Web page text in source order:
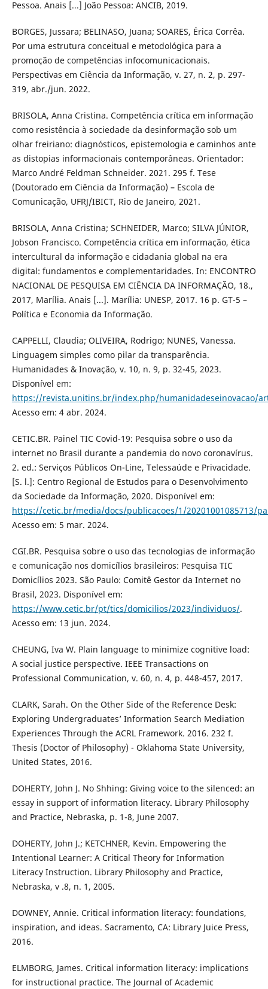
Pessoa. Anais [...] João Pessoa: ANCIB, 2019.
BORGES, Jussara; BELINASO, Juana; SOARES, Érica Corrêa.
Por uma estrutura conceitual e metodológica para a
promoção de competências infocomunicacionais.
Perspectivas em Ciência da Informação, v. 27, n. 2, p. 297-
319, abr./jun. 2022.
BRISOLA, Anna Cristina. Competência crítica em informação
como resistência à sociedade da desinformação sob um
olhar freiriano: diagnósticos, epistemologia e caminhos ante
as distopias informacionais contemporâneas. Orientador:
Marco André Feldman Schneider. 2021. 295 f. Tese
(Doutorado em Ciência da Informação) – Escola de
Comunicação, UFRJ/IBICT, Rio de Janeiro, 2021.
BRISOLA, Anna Cristina; SCHNEIDER, Marco; SILVA JÚNIOR,
Jobson Francisco. Competência crítica em informação, ética
intercultural da informação e cidadania global na era
digital: fundamentos e complementaridades. In: ENCONTRO
NACIONAL DE PESQUISA EM CIÊNCIA DA INFORMAÇÃO, 18.,
2017, Marília. Anais [...]. Marília: UNESP, 2017. 16 p. GT-5 –
Política e Economia da Informação.
CAPPELLI, Claudia; OLIVEIRA, Rodrigo; NUNES, Vanessa.
Linguagem simples como pilar da transparência.
Humanidades & Inovação, v. 10, n. 9, p. 32-45, 2023.
Disponível em:
https://revista.unitins.br/index.php/humanidadeseinovacao/
Acesso em: 4 abr. 2024.
CETIC.BR. Painel TIC Covid-19: Pesquisa sobre o uso da
internet no Brasil durante a pandemia do novo coronavírus.
2. ed.: Serviços Públicos On-Line, Telessaúde e Privacidade.
[S. l.]: Centro Regional de Estudos para o Desenvolvimento
da Sociedade da Informação, 2020. Disponível em:
https://cetic.br/media/docs/publicacoes/1/20201001085713/
Acesso em: 5 mar. 2024.
CGI.BR. Pesquisa sobre o uso das tecnologias de informação
e comunicação nos domicílios brasileiros: Pesquisa TIC
Domicílios 2023. São Paulo: Comitê Gestor da Internet no
Brasil, 2023. Disponível em:
https://www.cetic.br/pt/tics/domicilios/2023/individuos/.
Acesso em: 13 jun. 2024.
CHEUNG, Iva W. Plain language to minimize cognitive load:
A social justice perspective. IEEE Transactions on
Professional Communication, v. 60, n. 4, p. 448-457, 2017.
CLARK, Sarah. On the Other Side of the Reference Desk:
Exploring Undergraduates’ Information Search Mediation
Experiences Through the ACRL Framework. 2016. 232 f.
Thesis (Doctor of Philosophy) - Oklahoma State University,
United States, 2016.
DOHERTY, John J. No Shhing: Giving voice to the silenced: an
essay in support of information literacy. Library Philosophy
and Practice, Nebraska, p. 1-8, June 2007.
DOHERTY, John J.; KETCHNER, Kevin. Empowering the
Intentional Learner: A Critical Theory for Information
Literacy Instruction. Library Philosophy and Practice,
Nebraska, v .8, n. 1, 2005.
DOWNEY, Annie. Critical information literacy: foundations,
inspiration, and ideas. Sacramento, CA: Library Juice Press,
2016.
ELMBORG, James. Critical information literacy: implications
for instructional practice. The Journal of Academic